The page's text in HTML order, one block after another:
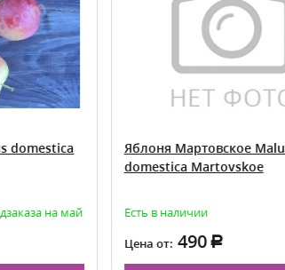
Яблоня Мартовское Malus
domestica Martovskoe
Есть в наличии